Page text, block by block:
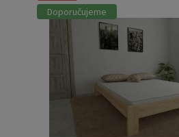
Doporučujeme